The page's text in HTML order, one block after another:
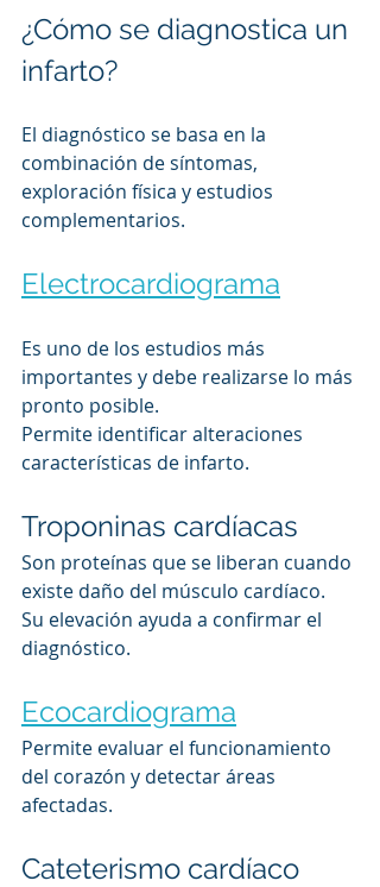
¿Cómo se diagnostica un
infarto?
El diagnóstico se basa en la
combinación de síntomas,
exploración física y estudios
complementarios.
Electrocardiograma
Es uno de los estudios más
importantes y debe realizarse lo más
pronto posible.
Permite identificar alteraciones
características de infarto.
Troponinas cardíacas
Son proteínas que se liberan cuando
existe daño del músculo cardíaco.
Su elevación ayuda a confirmar el
diagnóstico.
Ecocardiograma
Permite evaluar el funcionamiento
del corazón y detectar áreas
afectadas.
Cateterismo cardíaco